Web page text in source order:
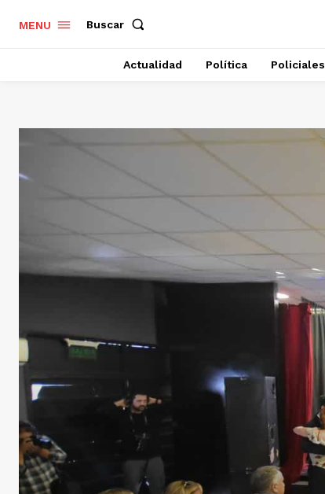
MENU Buscar
Actualidad Política Policiales